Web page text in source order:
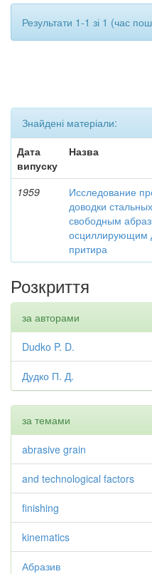
Результати 1-1 зі 1 (час
Знайдені матеріали:
Дата
випуску
Назва
1959
Исследование
доводки
свободным
осциллирующим
притира
Розкриття
за авторами
Dudko P. D.
Дудко П. Д.
за темами
abrasive grain
and technological factors
finishing
kinematics
Абразив